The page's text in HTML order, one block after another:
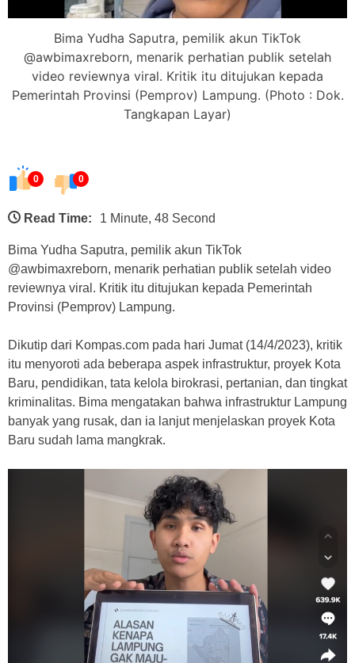
Bima Yudha Saputra, pemilik akun TikTok
@awbimaxreborn, menarik perhatian publik setelah
video reviewnya viral. Kritik itu ditujukan kepada
Pemerintah Provinsi (Pemprov) Lampung. (Photo : Dok.
Tangkapan Layar)
0 0
Read Time: 1 Minute, 48 Second
Bima Yudha Saputra, pemilik akun TikTok
@awbimaxreborn, menarik perhatian publik setelah video
reviewnya viral. Kritik itu ditujukan kepada Pemerintah
Provinsi (Pemprov) Lampung.
Dikutip dari Kompas.com pada hari Jumat (14/4/2023), kritik
itu menyoroti ada beberapa aspek infrastruktur, proyek Kota
Baru, pendidikan, tata kelola birokrasi, pertanian, dan tingkat
kriminalitas. Bima mengatakan bahwa infrastruktur Lampung
banyak yang rusak, dan ia lanjut menjelaskan proyek Kota
Baru sudah lama mangkrak.